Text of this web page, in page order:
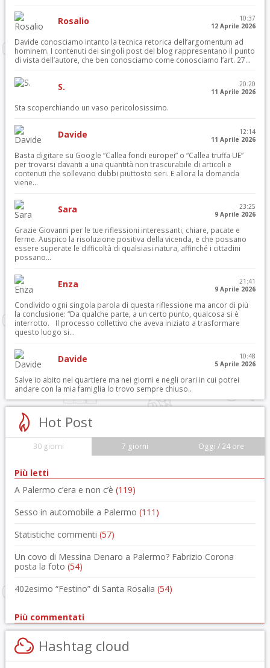
Rosalio
10:37
12 Aprile 2026
Davide conosciamo intanto la tecnica retorica dell’argomentum ad
hominem. I contenuti dei singoli post del blog rappresentano il punto
di vista dell’autore, che ben conosciamo come conosciamo l’art. 27...
S.
20:20
11 Aprile 2026
Sta scoperchiando un vaso pericolosissimo.
Davide
12:14
11 Aprile 2026
Basta digitare su Google “Callea fondi europei” o “Callea truffa UE”
per trovarsi davanti a una quantità non trascurabile di articoli e
contenuti che sollevano dubbi piuttosto seri. E allora la domanda
viene...
Sara
23:25
9 Aprile 2026
Grazie Giovanni per le tue riflessioni interessanti, chiare, pacate e
ferme. Auspico la risoluzione positiva della vicenda, e che possano
essere superate le difficoltà di qualsiasi natura, affinché i cittadini
possano...
Enza
21:41
9 Aprile 2026
Condivido ogni singola parola di questa riflessione ma ancor di più
la conclusione: “Da qualche parte, a un certo punto, qualcosa si è
interrotto. Il processo collettivo che aveva iniziato a trasformare
questo luogo si...
Davide
10:48
5 Aprile 2026
Salve io abito nel quartiere ma nei giorni e negli orari in cui potrei
andare con la mia famiglia lo trovo sempre chiuso..
Hot Post
30 giorni 7 giorni Oggi / 24 ore
Più letti
A Palermo c’era e non c’è (119)
Sesso in automobile a Palermo (111)
Statistiche commenti (57)
Un covo di Messina Denaro a Palermo? Fabrizio Corona
posta la foto (54)
402esimo “Festino” di Santa Rosalia (54)
Più commentati
Hashtag cloud